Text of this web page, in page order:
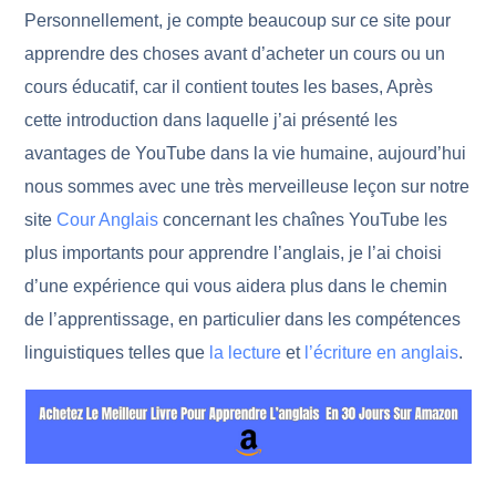
Personnellement, je compte beaucoup sur ce site pour
apprendre des choses avant d’acheter un cours ou un
cours éducatif, car il contient toutes les bases, Après
cette introduction dans laquelle j’ai présenté les
avantages de YouTube dans la vie humaine, aujourd’hui
nous sommes avec une très merveilleuse leçon sur notre
siteCour Anglais concernant les chaînes YouTube les
plus importants pour apprendre l’anglais, je l’ai choisi
d’une expérience qui vous aidera plus dans le chemin
de l’apprentissage, en particulier dans les compétences
linguistiques telles que la lecture et l’écriture en anglais.